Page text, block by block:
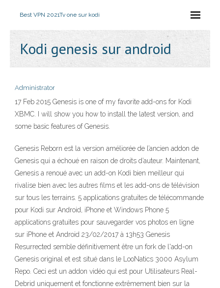
Best VPN 2021Tv one sur kodi
Kodi genesis sur android
Administrator
17 Feb 2015 Genesis is one of my favorite add-ons for Kodi
XBMC. I will show you how to install the latest version, and
some basic features of Genesis.
Genesis Reborn est la version améliorée de l’ancien addon de
Genesis qui a échoué en raison de droits d’auteur. Maintenant,
Genesis a renoué avec un add-on Kodi bien meilleur qui
rivalise bien avec les autres films et les add-ons de télévision
sur tous les terrains. 5 applications gratuites de télécommande
pour Kodi sur Android, iPhone et Windows Phone 5
applications gratuites pour sauvegarder vos photos en ligne
sur iPhone et Android 23/02/2017 à 13h53 Genesis
Resurrected semble définitivement être un fork de l'add-on
Genesis original et est situé dans le LooNatics 3000 Asylum
Repo. Ceci est un addon vidéo qui est pour Utilisateurs Real-
Debrid uniquement et fonctionne extrêmement bien sur la